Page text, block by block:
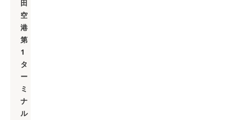
田
空
港
第
1
タ
ー
ミ
ナ
ル